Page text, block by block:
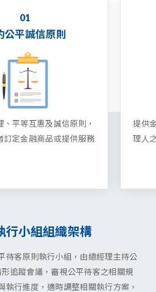
01
公平誠信原則
、平等互惠及誠信原則，
訂定金融商品或提供服務
提供
理人
行小組組織架構
待客原則執行小組，由總經理主持公
追蹤會議，審視公平待客之相關規
執行進度，適時調整相關執行方案，